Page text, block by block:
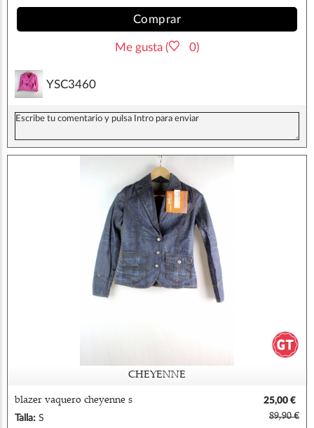
Comprar
Me gusta ( 0)
YSC3460
CHEYENNE
blazer vaquero cheyenne s
25,00 €
Talla: S 89,90 €